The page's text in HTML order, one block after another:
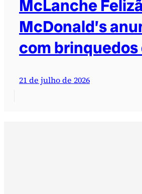
McLanche
McDonald’s
com brinquedos
21 de julho de 2026